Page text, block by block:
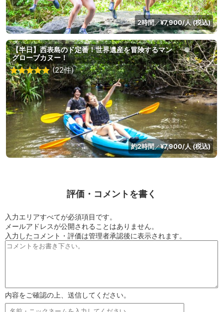
2時間／¥7,900/人 (税込)
【半日】西表島のド定番！世界遺産を冒険するマン
グローブカヌー！
(22件)
約2時間／¥7,900/人 (税込)
評価・コメントを書く
入力エリアすべてが必須項目です。
メールアドレスが公開されることはありません。
入力したコメント・評価は管理者承認後に表示されます。
内容をご確認の上、送信してください。